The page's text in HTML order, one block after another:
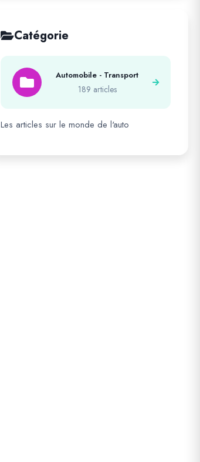
Catégorie
Automobile - Transport
189 articles
Les articles sur le monde de l'auto